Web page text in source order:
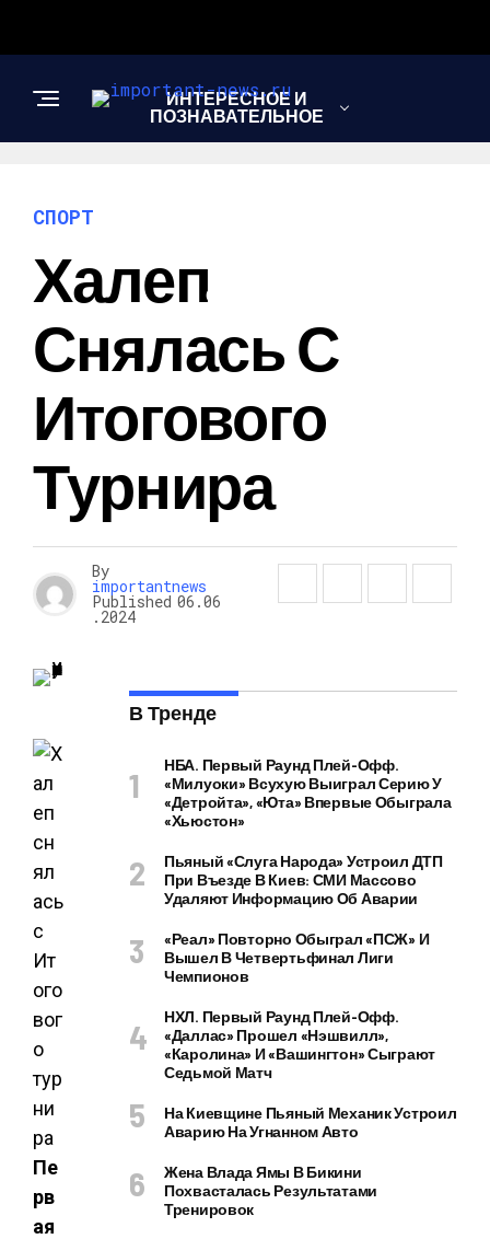
ИНТЕРЕСНОЕ И
ПОЗНАВАТЕЛЬНОЕ
СПОРТ
СПОРТ
Халеп
Снялась С
Итогового
Турнира
By
importantnews
Published 06.06
.2024
Пе
рв
ая
В Тренде
НБА. Первый Раунд Плей-Офф.
«Милуоки» Всухую Выиграл Серию У
«Детройта», «Юта» Впервые Обыграла
«Хьюстон»
Пьяный «слуга Народа» Устроил ДТП
При Въезде В Киев: СМИ Массово
Удаляют Информацию Об Аварии
«Реал» Повторно Обыграл «ПСЖ» И
Вышел В Четвертьфинал Лиги
Чемпионов
НХЛ. Первый Раунд Плей-Офф.
«Даллас» Прошел «Нэшвилл»,
«Каролина» И «Вашингтон» Сыграют
Седьмой Матч
На Киевщине Пьяный Механик Устроил
Аварию На Угнанном Авто
Жена Влада Ямы В Бикини
Похвасталась Результатами
Тренировок